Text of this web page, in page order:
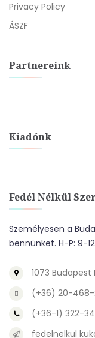
Privacy Policy
ÁSZF
Partnereink
Kiadónk
Fedél Nélkül
Személyesen a
bennünket. H-P: 9-
1073
(+36) 20-468-
(+36-1) 322-
fedelnelkul